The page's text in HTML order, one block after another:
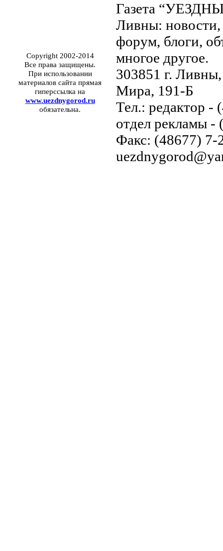
Copyright 2002-2014
Все права защищены.
При использовании
материалов сайта прямая
гиперссылка на
www.uezdnygorod.ru
обязательна.
Газета
Ливны: новости,
форум, блоги,
многое другое.
303851 г.
Мира, 191-Б
Тел.: редактор -
отдел рекламы -
Факс: (48677) 7-